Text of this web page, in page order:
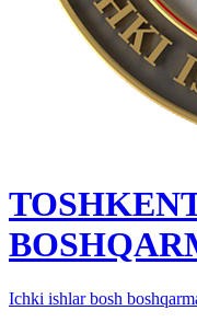
Ichki ishlar bosh